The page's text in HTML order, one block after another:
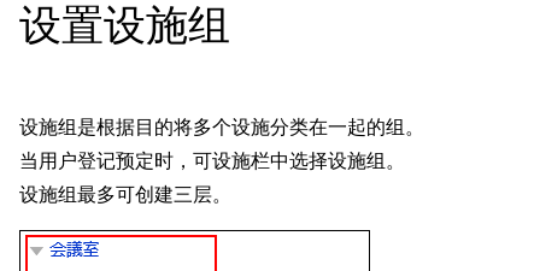
设置设施组
设施组是根据目的将多个设施分类在一起的组。
当用户登记预定时，可设施栏中选择设施组。
设施组最多可创建三层。